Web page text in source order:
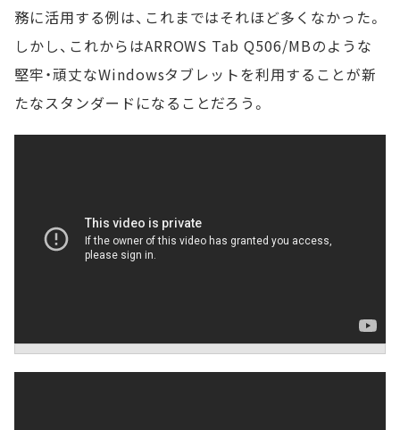
務に活用する例は、これまではそれほど多くなかった。
しかし、これからはARROWS Tab Q506/MBのような
堅牢・頑丈なWindowsタブレットを利用することが新
たなスタンダードになることだろう。